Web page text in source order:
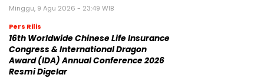
Minggu, 9 Agu 2026 - 23:49 WIB
Pers Rilis
16th Worldwide Chinese Life Insurance
Congress & International Dragon
Award (IDA) Annual Conference 2026
Resmi Digelar